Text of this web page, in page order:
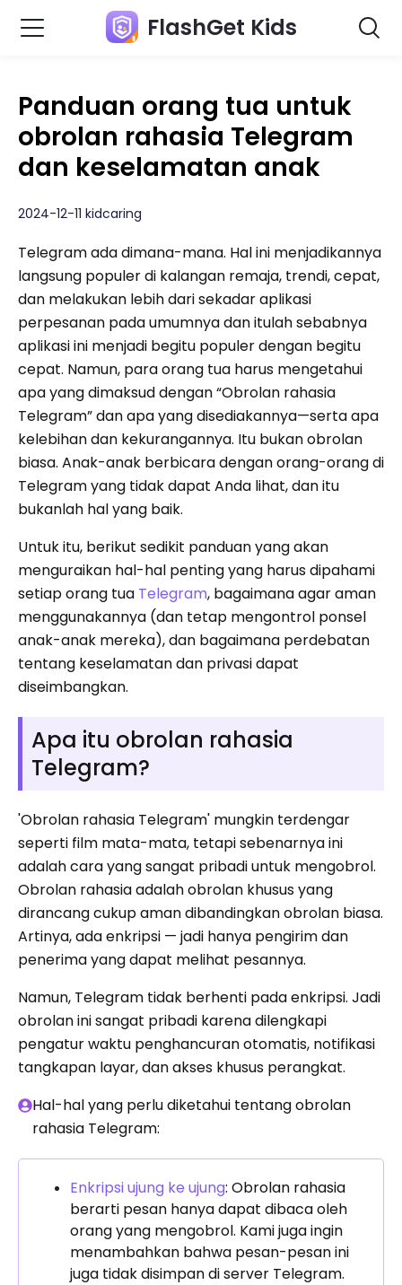
FlashGet Kids
Panduan orang tua untuk
obrolan rahasia Telegram
dan keselamatan anak
2024-12-11 kidcaring
Telegram ada dimana-mana. Hal ini menjadikannya
langsung populer di kalangan remaja, trendi, cepat,
dan melakukan lebih dari sekadar aplikasi
perpesanan pada umumnya dan itulah sebabnya
aplikasi ini menjadi begitu populer dengan begitu
cepat. Namun, para orang tua harus mengetahui
apa yang dimaksud dengan “Obrolan rahasia
Telegram” dan apa yang disediakannya—serta apa
kelebihan dan kekurangannya. Itu bukan obrolan
biasa. Anak-anak berbicara dengan orang-orang di
Telegram yang tidak dapat Anda lihat, dan itu
bukanlah hal yang baik.
Untuk itu, berikut sedikit panduan yang akan
menguraikan hal-hal penting yang harus dipahami
setiap orang tua Telegram, bagaimana agar aman
menggunakannya (dan tetap mengontrol ponsel
anak-anak mereka), dan bagaimana perdebatan
tentang keselamatan dan privasi dapat
diseimbangkan.
Apa itu obrolan rahasia
Telegram?
'Obrolan rahasia Telegram' mungkin terdengar
seperti film mata-mata, tetapi sebenarnya ini
adalah cara yang sangat pribadi untuk mengobrol.
Obrolan rahasia adalah obrolan khusus yang
dirancang cukup aman dibandingkan obrolan biasa.
Artinya, ada enkripsi — jadi hanya pengirim dan
penerima yang dapat melihat pesannya.
Namun, Telegram tidak berhenti pada enkripsi. Jadi
obrolan ini sangat pribadi karena dilengkapi
pengatur waktu penghancuran otomatis, notifikasi
tangkapan layar, dan akses khusus perangkat.
Hal-hal yang perlu diketahui tentang obrolan
rahasia Telegram:
Enkripsi ujung ke ujung: Obrolan rahasia
berarti pesan hanya dapat dibaca oleh
orang yang mengobrol. Kami juga ingin
menambahkan bahwa pesan-pesan ini
juga tidak disimpan di server Telegram.